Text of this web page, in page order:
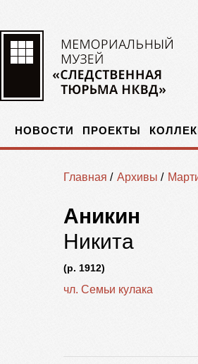
НОВОСТИ ПРОЕКТЫ
Главная / Архивы /
Аникин
Никита
(р. 1912)
чл. Семьи кулака